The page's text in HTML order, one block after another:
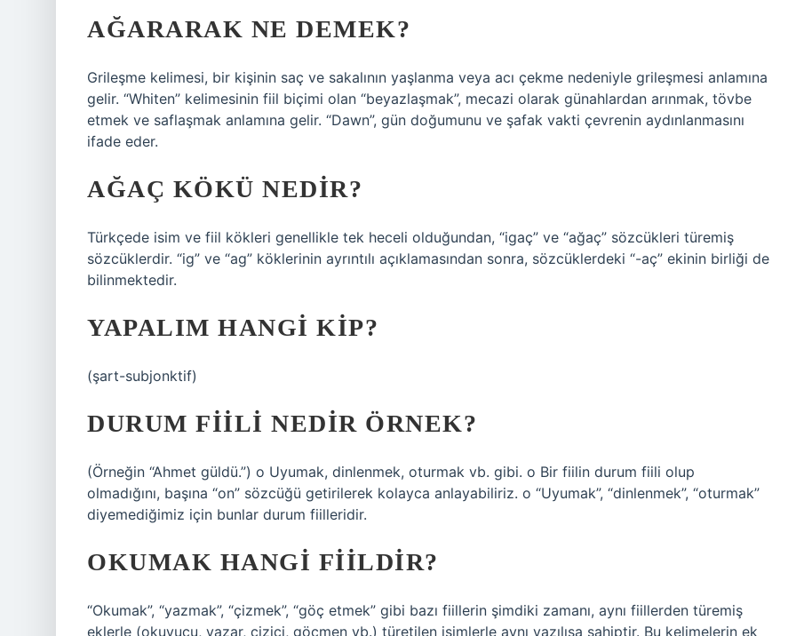
AĞARARAK NE DEMEK?
Grileşme kelimesi, bir kişinin saç ve sakalının yaşlanma veya acı çekme nedeniyle grileşmesi anlamına
gelir. “Whiten” kelimesinin fiil biçimi olan “beyazlaşmak”, mecazi olarak günahlardan arınmak, tövbe
etmek ve saflaşmak anlamına gelir. “Dawn”, gün doğumunu ve şafak vakti çevrenin aydınlanmasını
ifade eder.
AĞAÇ KÖKÜ NEDIR?
Türkçede isim ve fiil kökleri genellikle tek heceli olduğundan, “igaç” ve “ağaç” sözcükleri türemiş
sözcüklerdir. “ig” ve “ag” köklerinin ayrıntılı açıklamasından sonra, sözcüklerdeki “-aç” ekinin birliği de
bilinmektedir.
YAPALIM HANGI KIP?
(şart-subjonktif)
DURUM FIILI NEDIR ÖRNEK?
(Örneğin “Ahmet güldü.”) o Uyumak, dinlenmek, oturmak vb. gibi. o Bir fiilin durum fiili olup
olmadığını, başına “on” sözcüğü getirilerek kolayca anlayabiliriz. o “Uyumak”, “dinlenmek”, “oturmak”
diyemediğimiz için bunlar durum fiilleridir.
OKUMAK HANGI FIILDIR?
“Okumak”, “yazmak”, “çizmek”, “göç etmek” gibi bazı fiillerin şimdiki zamanı, aynı fiillerden türemiş
eklerle (okuyucu, yazar, çizici, göçmen vb.) türetilen isimlerle aynı yazılışa sahiptir. Bu kelimelerin ek